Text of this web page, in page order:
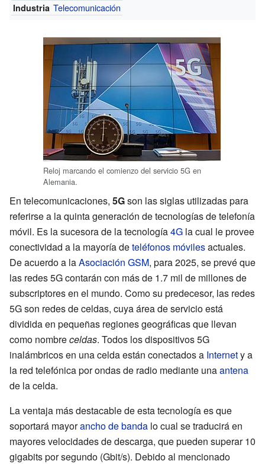
Industria Telecomunicación
Reloj marcando el comienzo del servicio 5G en
Alemania.
En telecomunicaciones, 5Gson las siglas utilizadas para
referirse a la quinta generación de tecnologías de telefonía
móvil. Es la sucesora de la tecnología4G la cual le provee
conectividad a la mayoría deteléfonos móvilesactuales.
De acuerdo a laAsociación GSM, para 2025, se prevé que
las redes 5G contarán con más de 1.7 mil de millones de
subscriptores en el mundo. Como su predecesor, las redes
5G son redes de celdas, cuya área de servicio está
dividida en pequeñas regiones geográficas que llevan
como nombreceldas. Todos los dispositivos 5G
inalámbricos en una celda están conectados a Internety a
la red telefónica por ondas de radio mediante unaantena
de la celda.
La ventaja más destacable de esta tecnología es que
soportará mayorancho de banda lo cual se traducirá en
mayores velocidades de descarga, que pueden superar 10
gigabits por segundo (Gbit/s). Debido al mencionado